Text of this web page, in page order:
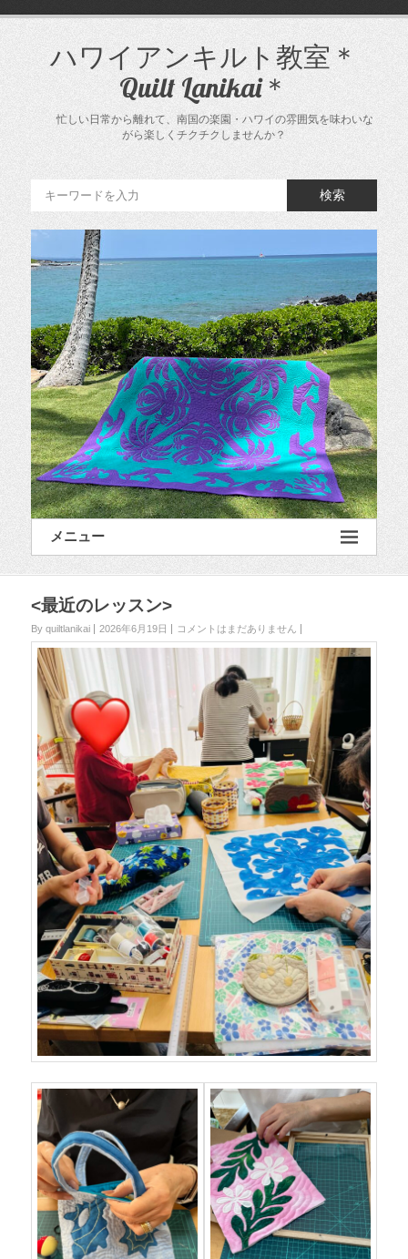
ス
ハワイアンキルト教室＊
Quilt Lanikai＊
忙しい日常から離れて、南国の楽園・ハワイの雰囲気を味わいな
がら楽しくチクチクしませんか？
検索
メニュー
<最近のレッスン>
By quiltlanikai 2026年6月19日 コメントはまだありません